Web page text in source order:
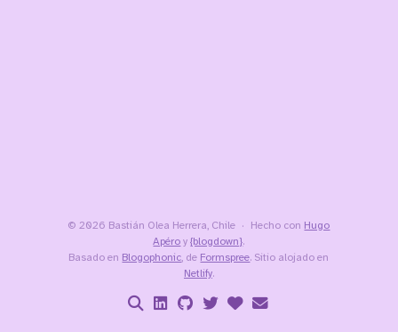
© 2026 Bastián Olea Herrera, Chile Hecho con Hugo
Apéro y{blogdown}.
Basado en Blogophonic, de Formspree. Sitio alojado en
Netlify.